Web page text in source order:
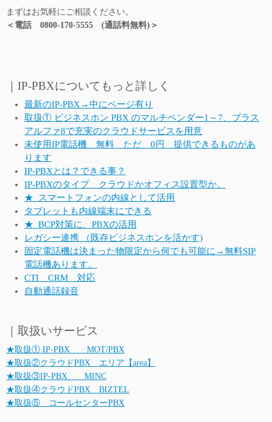
まずはお気軽にご相談ください。
＜電話 0800-170-5555 (通話料無料)＞
｜IP-PBXについてもっと詳しく
最新のIP-PBX→中にページ有り
取扱① ビジネスホン PBX のマルチベンダー1～7、プラス
アルファ8で充実のクラウドサービスを用意
未使用IP電話機 無料 ただ 0円 提供できるものがあ
ります
IP-PBXとは？できる事？
IP-PBXのタイプ クラウドかオフィス設置型か。
★_スマートフォンの内線として活用
タブレットも内線端末にできる
★_BCP対策に、PBXの活用
レガシー連携 （既存ビジネスホンを活かす)
固定電話機は決まった物限定から何でも可能に→無料SIP
電話機あります。
CTI CRM 対応
自動通話録音
｜取扱いサービス
★取扱① IP-PBX MOT/PBX
★取扱②クラウドPBX エリア【area】
★取扱③IP-PBX MINC
★取扱④クラウドPBX BIZTEL
★取扱⑤ コールセンターPBX